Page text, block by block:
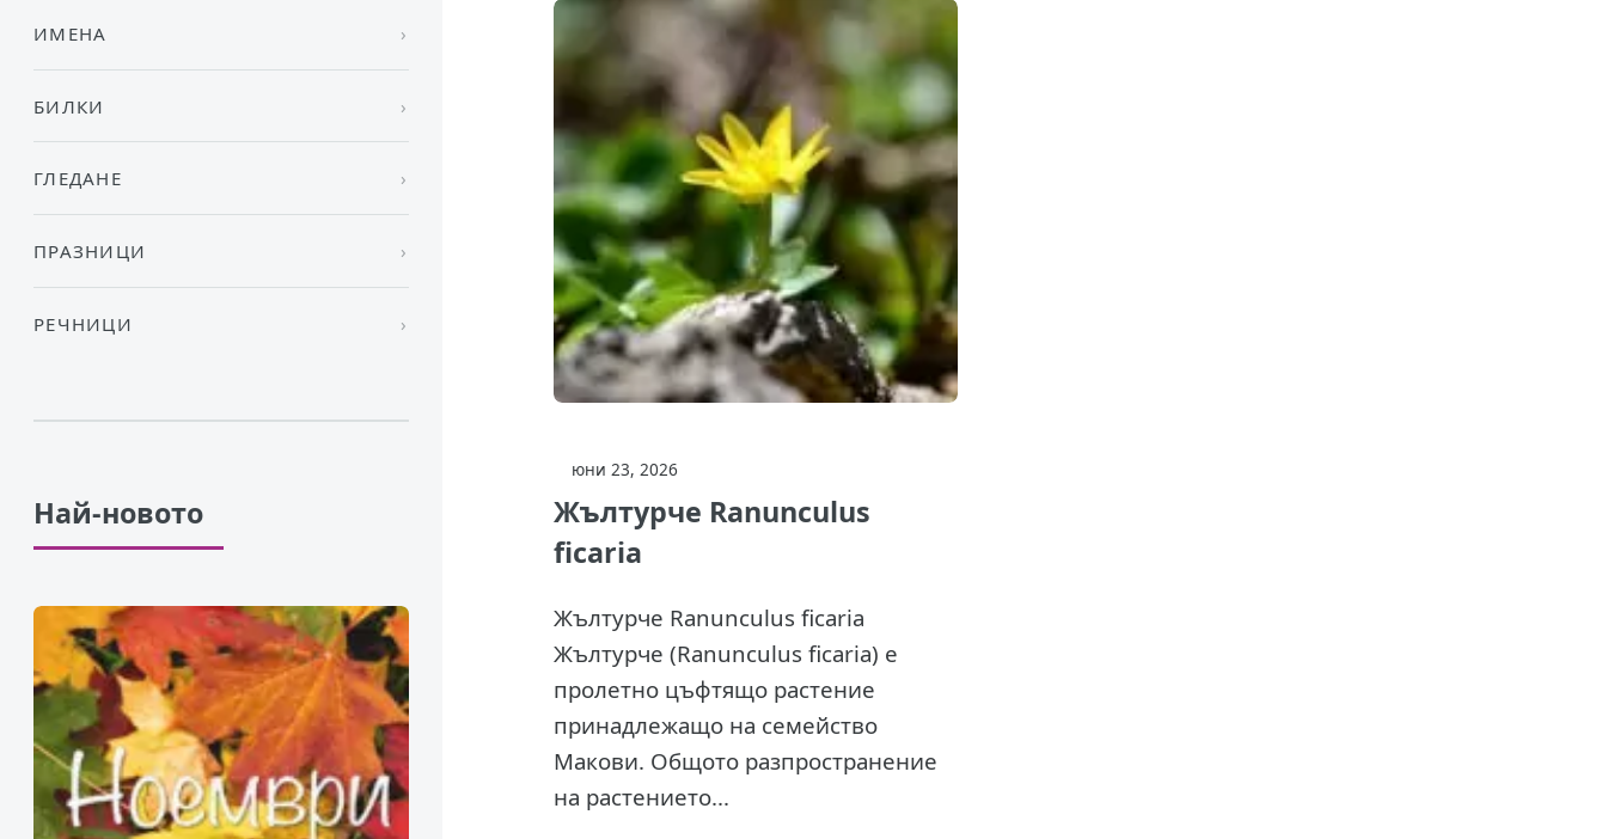
юни 23, 2026
Жълтурче Ranunculus
ficaria
Жълтурче Ranunculus ficaria
Жълтурче (Ranunculus ficaria) е
пролетно цъфтящо растение
принадлежащо на семейство
Макови. Общото разпространение
на растението...
ИМЕНА
БИЛКИ
ГЛЕДАНЕ
ПРАЗНИЦИ
РЕЧНИЦИ
Най-новото